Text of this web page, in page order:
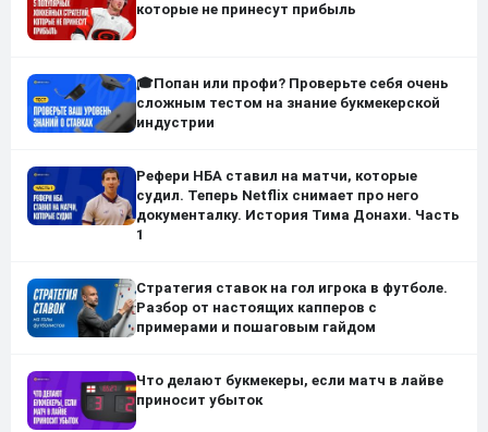
которые не принесут прибыль
🎓Попан или профи? Проверьте себя очень
сложным тестом на знание букмекерской
индустрии
Рефери НБА ставил на матчи, которые
судил. Теперь Netflix снимает про него
документалку. История Тима Донахи. Часть
1
Стратегия ставок на гол игрока в футболе.
Разбор от настоящих капперов с
примерами и пошаговым гайдом
Что делают букмекеры, если матч в лайве
приносит убыток